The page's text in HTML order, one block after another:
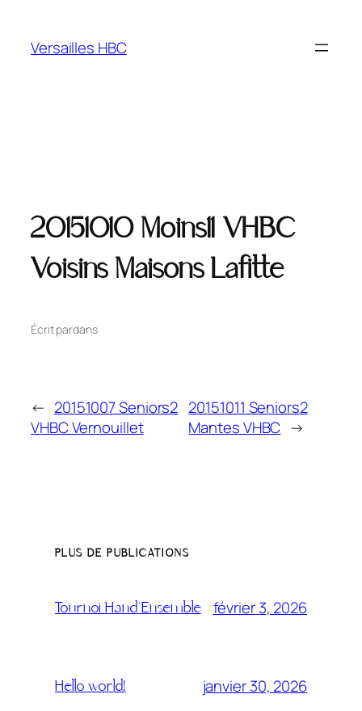
Versailles HBC
20151010 Moins11 VHBC
Voisins Maisons Lafitte
Écrit pardans
← 20151007 Seniors2
VHBC Vernouillet
20151011 Seniors2
Mantes VHBC →
PLUS DE PUBLICATIONS
Tournoi Hand’Ensemble février 3, 2026
Hello world! janvier 30, 2026